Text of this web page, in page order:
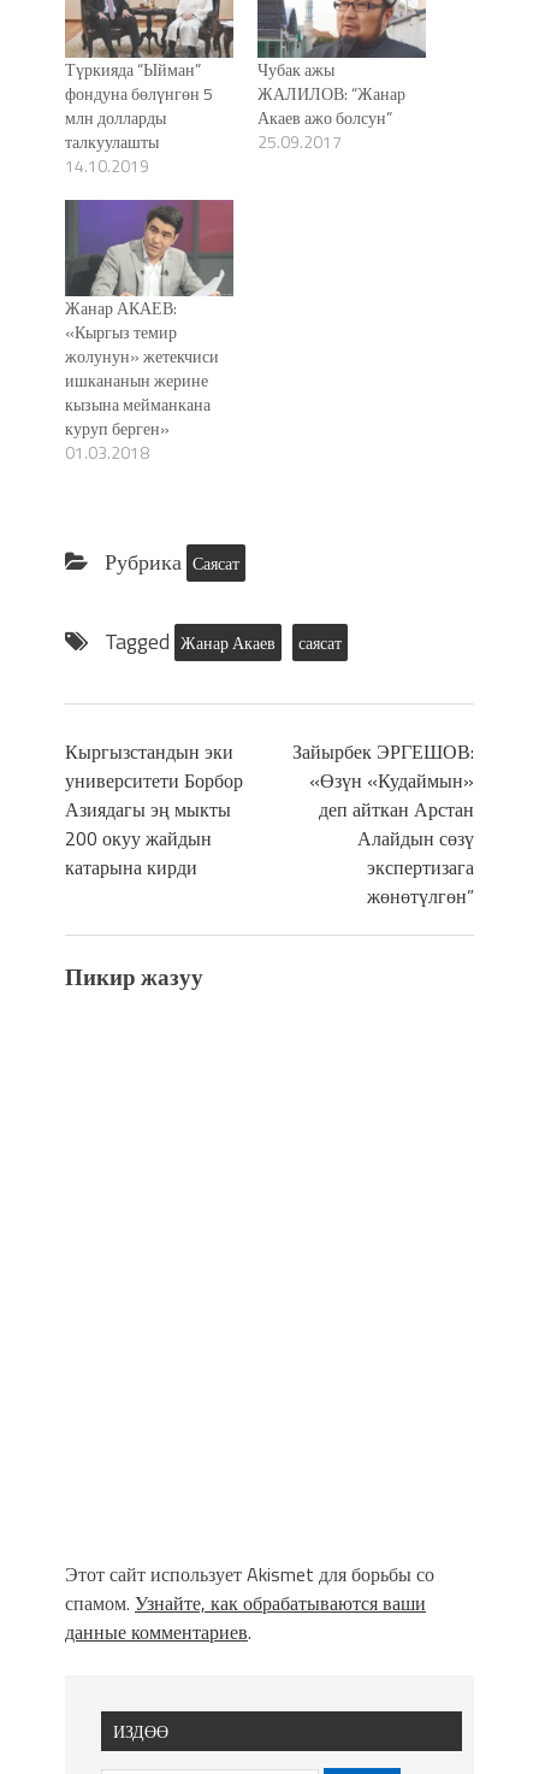
Түркияда “Ыйман”
фондуна бөлүнгөн 5
млн долларды
талкуулашты
14.10.2019
Чубак ажы
ЖАЛИЛОВ: “Жанар
Акаев ажо болсун”
25.09.2017
Жанар АКАЕВ:
«Кыргыз темир
жолунун» жетекчиси
ишкананын жерине
кызына мейманкана
куруп берген»
01.03.2018
Рубрика Саясат
Tagged Жанар Акаев саясат
Кыргызстандын эки
университети Борбор
Азиядагы эң мыкты
200 окуу жайдын
катарына кирди
Зайырбек ЭРГЕШОВ:
«Өзүн «Кудаймын»
деп айткан Арстан
Алайдын сөзү
экспертизага
жөнөтүлгөн”
Пикир жазуу
Этот сайт использует Akismet для борьбы со
спамом. Узнайте, как обрабатываются ваши
данные комментариев.
ИЗДӨӨ